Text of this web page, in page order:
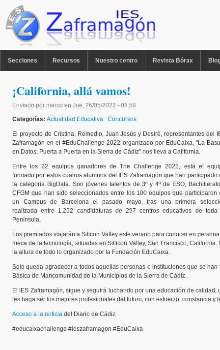
Pasar al contenido principal
Secciones Recursos Nuestro centro Revista Bórax
¡California, allá vamos!
Enviado por marco en Jue, 26/05/2022 - 08:58
Categorías: Actualidad Educativa Concursos
El proyecto de Cristina, Remedio, Juan Jesús y Desiré, representantes del
Zaframagón en el #EduChallenge 2022 organizado por EduCaixa, "La
en Datos; Puerta a Puerta en la Sierra de Cádiz" nos lleva a California.
Entre los 22 equipos ganadores de The Challenge 2022, está el
formado por estos cuatros alumnos del IES Zaframagón que han participado
la categoría BigData. Son jóvenes talentos de 3º y 4º de ESO,
CFGM que han sido seleccionados entre los 100 equipos que participaron
un Campus de Barcelona el pasado mayo, tras una primera
realizada entre 1.252 candidaturas de 297 centros educativos de toda
Península.
Los premiados viajarán a Silicon Valley este verano para conocer en
meca de la tecnología, situadas en Sillicon Valley, San Francisco,
la altura de todo lo organizado por la Fundación EduCaixa.
Solo queda agradecer a todos aquellas personas e instituciones que se
Básica de Mancomunidad de la Municipios de la Sierra de Cádiz.
El IES Zaframagón, sigue y seguirá luchando por una educación de
les haga ser los mejores profesionales del futuro, con esfuerzo, constancia y
Acceso a la noticia del Diario de Cádiz
#educaixachallenge #ieszaframagon #EduCaixa